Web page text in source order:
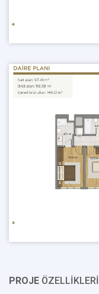
PROJE ÖZELLİKLERİ